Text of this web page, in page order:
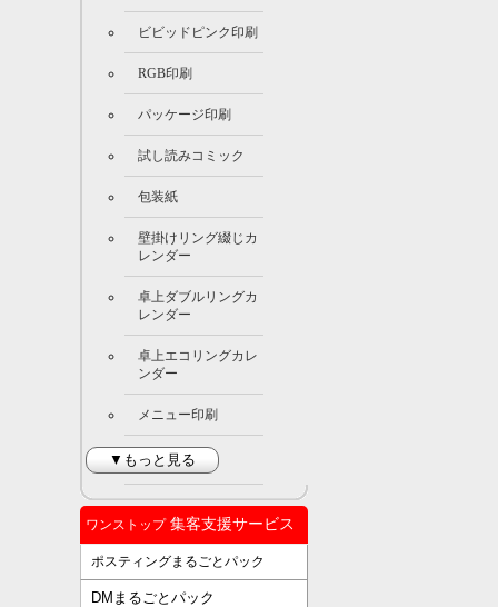
ビビッドピンク印刷
RGB印刷
パッケージ印刷
試し読みコミック
包装紙
壁掛けリング綴じカ
レンダー
卓上ダブルリングカ
レンダー
卓上エコリングカレ
ンダー
メニュー印刷
▼もっと見る
ワンストップ集客支援サービス
ポスティングまるごとパック
DMまるごとパック